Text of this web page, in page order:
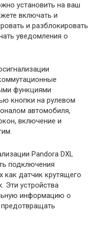
установить на ваш
включать и
и разблокировать
уведомления о
функциями
кнопки на рулевом
автомобиля,
включение и
Pandora DXL
подключения
как датчик крутящего
Эти устройства
информацию о